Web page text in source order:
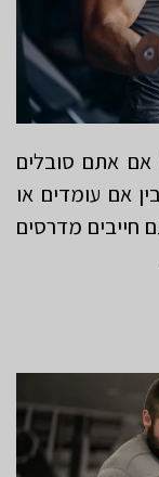
0.00 ש"ח (1+1 חינם) אם אתם סובלים
אם עומדים או
חייבים מדרסים